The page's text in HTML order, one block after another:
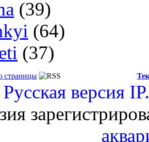
(39)
(64)
(37)
Русская версия